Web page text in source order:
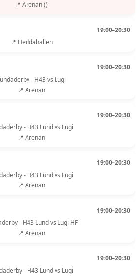
📍 Arenan ()
19:00–20:30
📍 Heddahallen
19:00–20:30
- H43 vs Lugi
📍 Arenan
19:00–20:30
- H43 Lund vs Lugi
📍 Arenan
19:00–20:30
- H43 Lund vs Lugi
📍 Arenan
19:00–20:30
- H43 Lund vs Lugi HF
📍 Arenan
19:00–20:30
- H43 Lund vs Lugi